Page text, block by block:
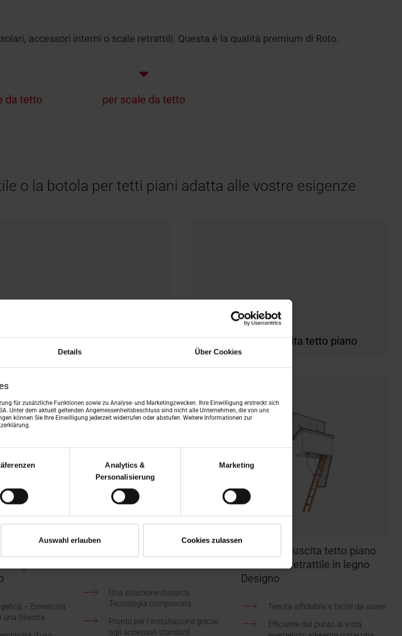
Details Über Cookies
für zusätzliche Funktionen sowie zu Analyse- und Marketingzwecken. Ihre Einwilligung erstreckt sich
Unter dem aktuell geltenden Angemessenheitsbeschluss sind nicht alle Unternehmen, die von uns
können Sie Ihre Einwilligung jederzeit widerrufen oder abstufen. Weitere Informationen zur
Analytics &
Personalisierung
Marketing
Auswahl erlauben Cookies zulassen
accessori interni o scale retrattili. Questa è la qualità premium di Roto.
da tetto per scale da tetto
o la botola per tetti piani adatta alle vostre esigenze
Scale a forbice in alluminio Botole per uscita tetto piano
tetto piano
– Ermeticità
una finestra
Una soluzione classica.
Tecnologia comprovata
Pronto per l'installazione grazie
agli accessori standard
Botola per uscita tetto piano
con scala retrattile in legno
Designo
Tenuta affidabile e facile da usare
Efficiente dal punto di vista